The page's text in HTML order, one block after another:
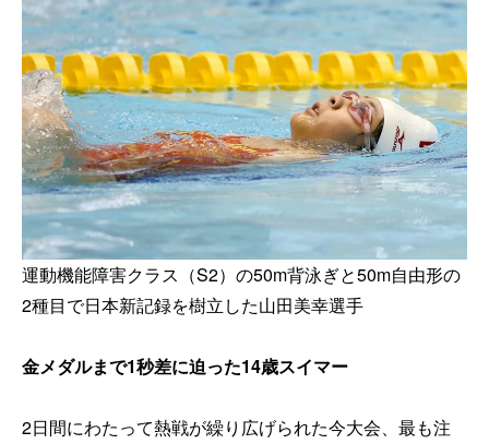
運動機能障害クラス（S2）の50m背泳ぎと50m自由形の
2種目で日本新記録を樹立した山田美幸選手
金メダルまで1秒差に迫った14歳スイマー
2日間にわたって熱戦が繰り広げられた今大会、最も注